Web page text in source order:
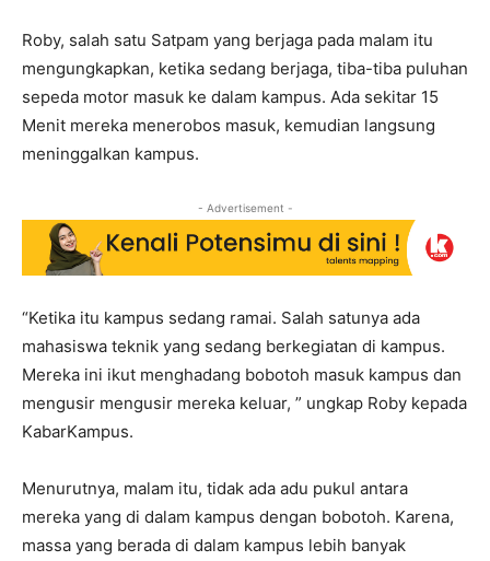
Roby, salah satu Satpam yang berjaga pada malam itu
mengungkapkan, ketika sedang berjaga, tiba-tiba puluhan
sepeda motor masuk ke dalam kampus. Ada sekitar 15
Menit mereka menerobos masuk, kemudian langsung
meninggalkan kampus.
- Advertisement -
“Ketika itu kampus sedang ramai. Salah satunya ada
mahasiswa teknik yang sedang berkegiatan di kampus.
Mereka ini ikut menghadang bobotoh masuk kampus dan
mengusir mengusir mereka keluar, ” ungkap Roby kepada
KabarKampus.
Menurutnya, malam itu, tidak ada adu pukul antara
mereka yang di dalam kampus dengan bobotoh. Karena,
massa yang berada di dalam kampus lebih banyak